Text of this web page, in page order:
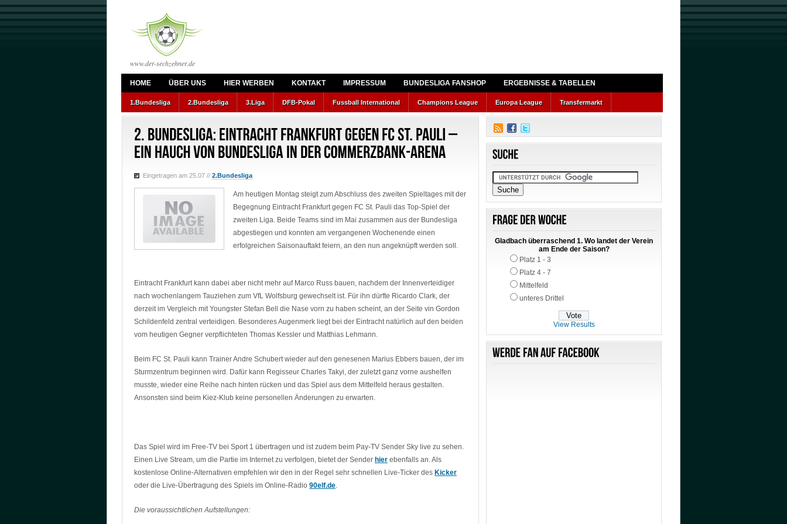
www.der-sechzehner.de
HOME ÜBER UNS HIER WERBEN KONTAKT IMPRESSUM BUNDESLIGA FANSHOP ERGEBNISSE & TABELLEN
1.Bundesliga 2.Bundesliga 3.Liga DFB-Pokal Fussball International Champions League Europa League Transfermarkt
Eingetragen am 25.07 // 2.Bundesliga
Am heutigen Montag steigt zum Abschluss des zweiten Spieltages mit der
Begegnung Eintracht Frankfurt gegen FC St. Pauli das Top-Spiel der
zweiten Liga. Beide Teams sind im Mai zusammen aus der Bundesliga
abgestiegen und konnten am vergangenen Wochenende einen
erfolgreichen Saisonauftakt feiern, an den nun angeknüpft werden soll.
Eintracht Frankfurt kann dabei aber nicht mehr auf Marco Russ bauen, nachdem der Innenverteidiger
nach wochenlangem Tauziehen zum VfL Wolfsburg gewechselt ist. Für ihn dürfte Ricardo Clark, der
derzeit im Vergleich mit Youngster Stefan Bell die Nase vorn zu haben scheint, an der Seite vin Gordon
Schildenfeld zentral verteidigen. Besonderes Augenmerk liegt bei der Eintracht natürlich auf den beiden
vom heutigen Gegner verpflichteten Thomas Kessler und Matthias Lehmann.
Beim FC St. Pauli kann Trainer Andre Schubert wieder auf den genesenen Marius Ebbers bauen, der im
Sturmzentrum beginnen wird. Dafür kann Regisseur Charles Takyi, der zuletzt ganz vorne aushelfen
musste, wieder eine Reihe nach hinten rücken und das Spiel aus dem Mittelfeld heraus gestalten.
Ansonsten sind beim Kiez-Klub keine personellen Änderungen zu erwarten.
Das Spiel wird im Free-TV bei Sport 1 übertragen und ist zudem beim Pay-TV Sender Sky live zu sehen.
Einen Live Stream, um die Partie im Internet zu verfolgen, bietet der Sender hier ebenfalls an. Als
kostenlose Online-Alternativen empfehlen wir den in der Regel sehr schnellen Live-Ticker des Kicker
oder die Live-Übertragung des Spiels im Online-Radio 90elf.de.
Die voraussichtlichen Aufstellungen:
Gladbach überraschend 1. Wo landet der Verein
am Ende der Saison?
Platz 1 - 3
Platz 4 - 7
Mittelfeld
unteres Drittel
View Results